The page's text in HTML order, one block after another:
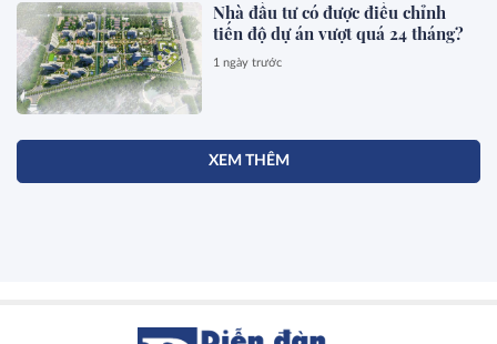
Nhà đầu tư có được điều chỉnh
tiến độ dự án vượt quá 24 tháng?
1 ngày trước
XEM THÊM